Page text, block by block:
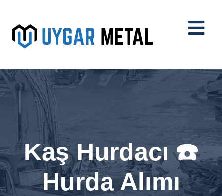
Kaş Hurdacı ☎️
Hurda Alımı